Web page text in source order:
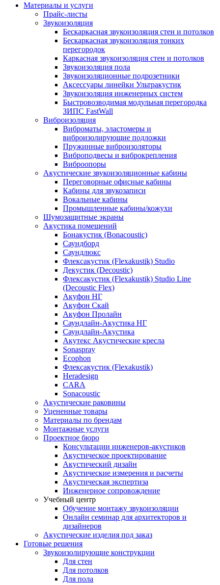
Материалы и услуги
Прайс-листы
Звукоизоляция
Бескаркасная звукоизоляция стен и потолков
Бескаркасная звукоизоляция тонких
перегородок
Каркасная звукоизоляция стен и потолков
Звукоизоляция пола
Звукоизоляционные подрозетники
Аксессуары линейки Ультракустик
Звукоизоляция инженерных систем
Быстровозводимая модульная перегородка
ЗИПС FastWall
Виброизоляция
Виброматы, эластомеры и
виброизолирующие подложки
Пружинные виброизоляторы
Виброподвесы и виброкрепления
Виброопоры
Акустические звукоизоляционные кабины
Переговорные офисные кабины
Кабины для звукозаписи
Вокальные кабины
Промышленные кабины/кожухи
Шумозащитные экраны
Акустика помещений
Бонакустик (Bonacoustic)
Саундборд
Саундлюкс
Флексакустик (Flexakustik) Studio
Декустик (Decoustic)
Флексакустик (Flexakustik) Studio Line
(Decoustic Flex)
Акуфон НГ
Акуфон Скай
Акуфон Пролайн
Саундлайн-Акустика НГ
Саундлайн-Акустика
Акутекс Акустические кресла
Sonaspray
Ecophon
Флексакустик (Flexakustik)
Heradesign
CARA
Sonacoustic
Акустические раковины
Уцененные товары
Материалы по брендам
Монтажные услуги
Проектное бюро
Консультации инженеров-акустиков
Акустическое проектирование
Акустический дизайн
Акустические измерения и расчеты
Акустическая экспертиза
Инженерное сопровождение
Учебный центр
Обучение монтажу звукоизоляции
Онлайн семинар для архитекторов и
дизайнеров
Акустические изделия под заказ
Готовые решения
Звукоизолирующие конструкции
Для стен
Для потолков
Для пола